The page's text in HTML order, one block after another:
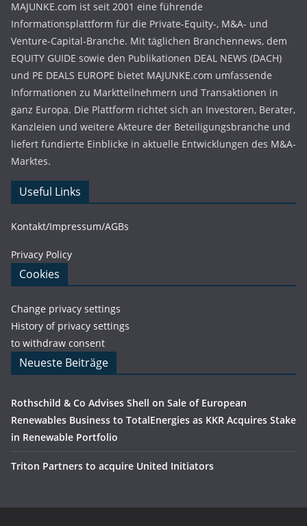
MAJUNKE.com ist seit 2001 eine führende
Informationsplattform für die Private-Equity-, M&A- und
Venture-Capital-Branche. Mit täglichen Branchennews, dem
EQUITY GUIDE sowie den Publikationen DEAL NEWS (DACH)
und PE DEALS EUROPE bietet MAJUNKE.com umfassende
Informationen zu Marktteilnehmern und Transaktionen in
ganz Europa. Die Plattform richtet sich an Investoren, Berater,
Kanzleien und weitere Akteure der Beteiligungsbranche und
liefert fundierte Einblicke in aktuelle Entwicklungen des M&A-
Marktes.
Useful Links
Kontakt/Impressum/AGBs
Privacy Policy
Cookies
Change privacy settings
History of privacy settings
to withdraw consent
Neueste Beiträge
Rothschild & Co Advises Shell on Sale of European
Renewables Business to TotalEnergies as KKR Acquires Stake
in Renewable Portfolio
Triton Partners to acquire United Initiators